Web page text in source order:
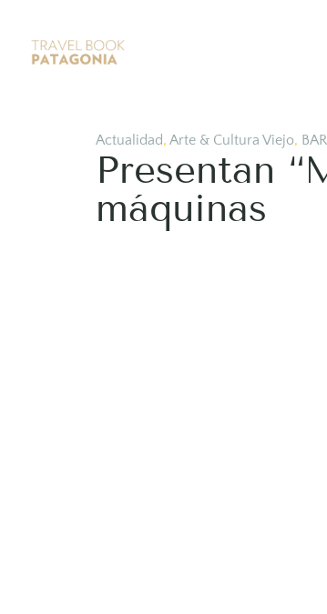
Actualidad, Arte & Cultura Viejo,
Presentan
máquinas